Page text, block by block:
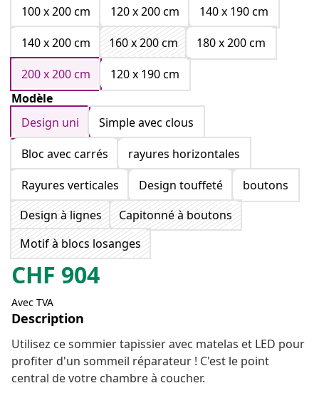
100 x 200 cm
120 x 200 cm
140 x 190 cm
140 x 200 cm
160 x 200 cm
180 x 200 cm
200 x 200 cm
120 x 190 cm
Modèle
Design uni
Simple avec clous
Bloc avec carrés
rayures horizontales
Rayures verticales
Design touffeté
boutons
Design à lignes
Capitonné à boutons
Motif à blocs losanges
CHF 904
Avec TVA
Description
Utilisez ce sommier tapissier avec matelas et LED pour
profiter d'un sommeil réparateur ! C'est le point
central de votre chambre à coucher.